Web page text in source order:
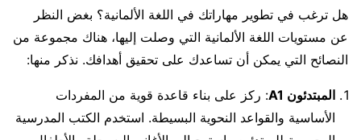
هل ترغب في تطوير مهاراتك في اللغة الألمانية؟ بغض النظر
عن مستويات اللغة الألمانية التي وصلت إليها، هناك مجموعة من
النصائح التي يمكن أن تساعدك على تحقيق أهدافك. نذكر منها:
المبتدئون A1
: ركز على بناء قاعدة قوية من المفردات
الأساسية والقواعد النحوية البسيطة. استخدم الكتب المدرسية